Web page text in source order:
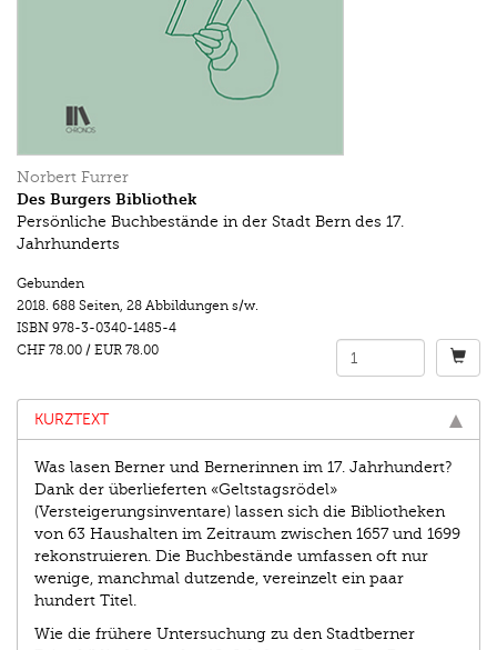
Norbert Furrer
Des Burgers Bibliothek
Persönliche Buchbestände in der Stadt Bern des 17.
Jahrhunderts
Gebunden
2018. 688 Seiten, 28 Abbildungen s/w.
ISBN 978-3-0340-1485-4
CHF 78.00 / EUR 78.00
KURZTEXT
Was lasen Berner und Bernerinnen im 17. Jahrhundert?
Dank der überlieferten «Geltstagsrödel»
(Versteigerungsinventare) lassen sich die Bibliotheken
von 63 Haushalten im Zeitraum zwischen 1657 und 1699
rekonstruieren. Die Buchbestände umfassen oft nur
wenige, manchmal dutzende, vereinzelt ein paar
hundert Titel.
Wie die frühere Untersuchung zu den Stadtberner